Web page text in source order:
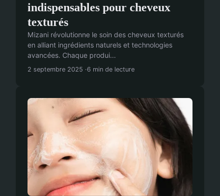
indispensables pour cheveux
texturés
Mizani révolutionne le soin des cheveux texturés
en alliant ingrédients naturels et technologies
avancées. Chaque produi...
2 septembre 2025 6 min de lecture